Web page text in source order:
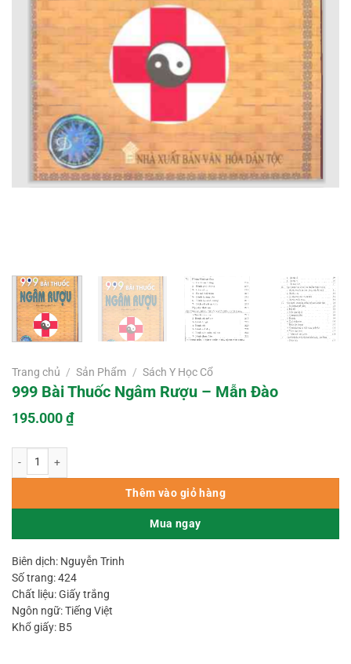
Trang chủ / Sản Phẩm / Sách Y Học Cổ
999 Bài Thuốc Ngâm Rượu – Mẫn Đào
195.000₫
Thêm vào giỏ hàng
Mua ngay
Biên dịch: Nguyễn Trinh
Số trang: 424
Chất liệu: Giấy trắng
Ngôn ngữ: Tiếng Việt
Khổ giấy: B5